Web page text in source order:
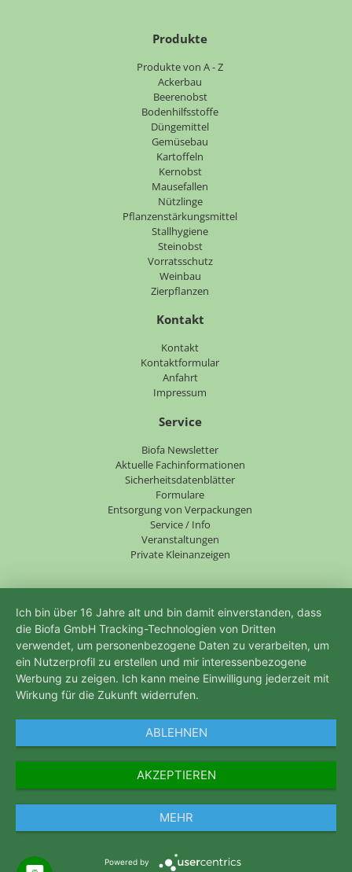
Produkte
Produkte von A - Z
Ackerbau
Beerenobst
Bodenhilfsstoffe
Düngemittel
Gemüsebau
Kartoffeln
Kernobst
Mausefallen
Nützlinge
Pflanzenstärkungsmittel
Stallhygiene
Steinobst
Vorratsschutz
Weinbau
Zierpflanzen
Kontakt
Kontakt
Kontaktformular
Anfahrt
Impressum
Service
Biofa Newsletter
Aktuelle Fachinformationen
Sicherheitsdatenblätter
Formulare
Entsorgung von Verpackungen
Service / Info
Veranstaltungen
Private Kleinanzeigen
Ich bin über 16 Jahre alt und bin damit einverstanden, dass
die Biofa GmbH Tracking-Technologien von Dritten
verwendet, um personenbezogene Daten zu verarbeiten, um
ein Nutzerprofil zu erstellen und mir interessenbezogene
Werbung zu zeigen. Ich kann meine Einwilligung jederzeit mit
Wirkung für die Zukunft widerrufen.
ABLEHNEN
AKZEPTIEREN
MEHR
Powered by